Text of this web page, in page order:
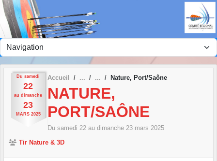
Du samedi
22
au dimanche
23
MARS 2025
Accueil Nature, Port/Saône
NATURE,
PORT/SAÔNE
Du samedi 22 au dimanche 23 mars 2025
Tir Nature & 3D
Panneau de gestion des cookies